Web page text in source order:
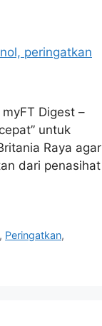
Digest –
untuk
Raya agar
dari penasihat
, Peringatkan,